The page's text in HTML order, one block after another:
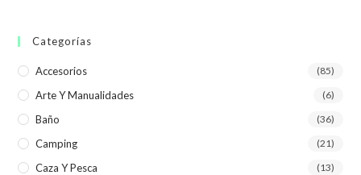
Categorías
Accesorios (85)
Arte Y Manualidades (6)
Baño (36)
Camping (21)
Caza Y Pesca (13)